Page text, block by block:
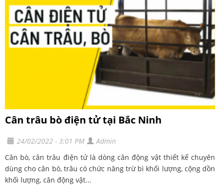
Cân trâu bò điện tử tại Bắc Ninh
24/02/2022 - 3:01 PM
Admin
Cân bò, cân trâu điện tử là dòng cân động vật thiết kế chuyên
dùng cho cân bò, trâu có chức năng trừ bì khối lượng, cộng dồn
khối lượng, cân động vật...